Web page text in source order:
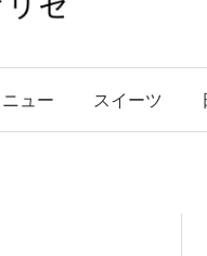
ニュー スイーツ